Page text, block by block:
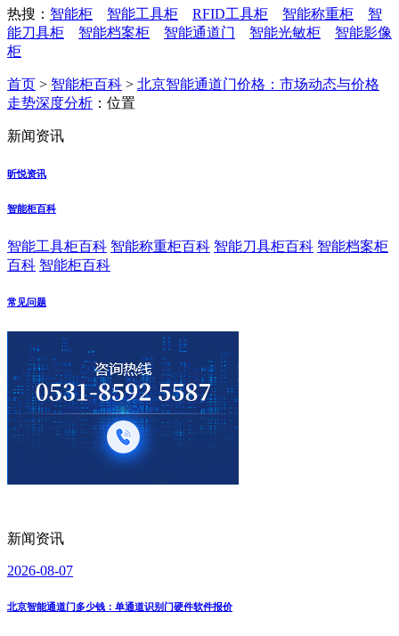
热搜： 智能柜 智能工具柜 RFID工具柜 智能称重柜
智
能刀具柜
智能档案柜 智能通道门 智能光敏柜
智能影像
柜
首页 > 智能柜百科 > 北京智能通道门价格：市场动态与价格
走势深度分析 ：位置
新闻资讯
昕悦资讯
智能柜百科
智能工具柜百科 智能称重柜百科 智能刀具柜百科 智能档案柜
百科 智能柜百科
常见问题
新闻资讯
2026-08-07
北京智能通道门多少钱：单通道识别门硬件软件报价